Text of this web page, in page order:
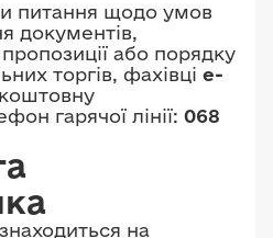
питання щодо умов
документів,
пропозиції або порядку
торгів, фахівці e-
гарячої лінії: 068
на